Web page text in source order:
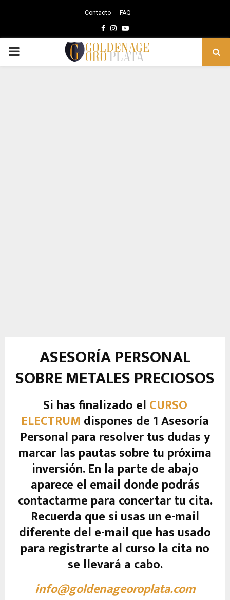
Contacto FAQ
Facebook
Instagram
Youtube
PRIMARY
ASESORÍA PERSONAL
SOBRE METALES PRECIOSOS
Si has finalizado el CURSO
ELECTRUM dispones de 1 Asesoría
Personal para resolver tus dudas y
marcar las pautas sobre tu próxima
inversión. En la parte de abajo
aparece el email donde podrás
contactarme para concertar tu cita.
Recuerda que si usas un e-mail
diferente del e-mail que has usado
para registrarte al curso la cita no
se llevará a cabo.
info@goldenageoroplata.com